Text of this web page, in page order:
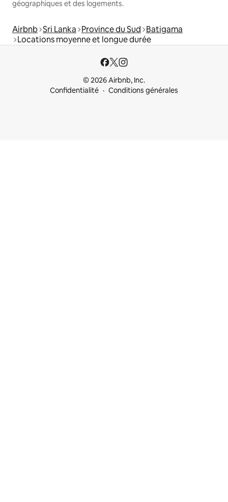
géographiques et des logements.
Airbnb Sri Lanka Province du Sud Batigama
Locations moyenne et longue durée
© 2026 Airbnb, Inc.
Confidentialité
Conditions générales